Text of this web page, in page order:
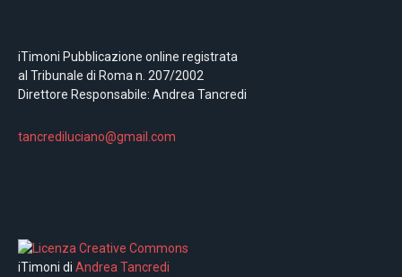
iTimoni Pubblicazione online registrata
al Tribunale di Roma n. 207/2002
Direttore Responsabile: Andrea Tancredi
tancrediluciano@gmail.com
iTimoni di Andrea Tancredi